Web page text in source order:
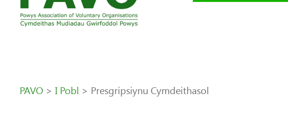
PAVO >I Pobl > Presgripsiynu Cymdeithasol